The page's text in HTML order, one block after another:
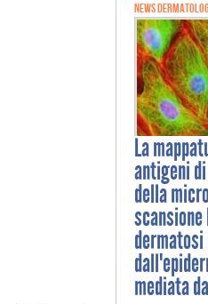
NEWS
La
antigeni
della
mediata